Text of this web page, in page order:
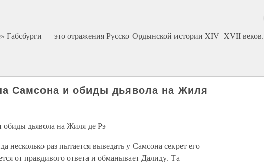
— это отражения Русско-Ордынской истории XIV–XVII веков.
Самсона и обиды дьявола на Жиля
дьявола на Жиля де Рэ
несколько раз пытается выведать у Самсона секрет его
от правдивого ответа и обманывает Далиду. Та